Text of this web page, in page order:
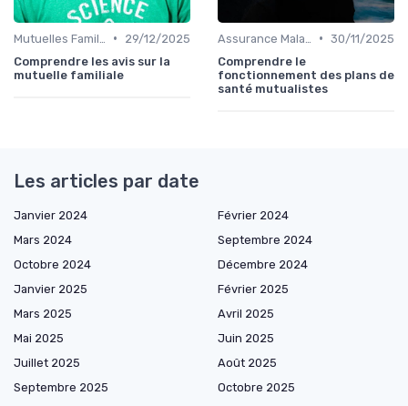
•
29/12/2025
Comprendre les avis sur la
mutuelle familiale
• 30/11/2025
Comprendre le
fonctionnement des plans de
santé mutualistes
Les articles par date
Janvier 2024
Février 2024
Mars 2024
Septembre 2024
Octobre 2024
Décembre 2024
Janvier 2025
Février 2025
Mars 2025
Avril 2025
Mai 2025
Juin 2025
Juillet 2025
Août 2025
Septembre 2025
Octobre 2025